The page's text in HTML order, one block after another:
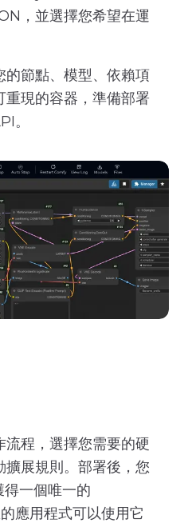
，並選擇您希望在運
節點、模型、依賴項
現的容器，準備部署
。
程，選擇您需要的硬
展規則。部署後，您
一個唯一的
應用程式可以使用它